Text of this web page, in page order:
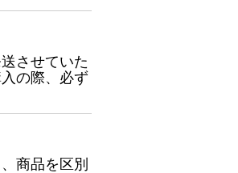
させていた
の際、必ず
商品を区別